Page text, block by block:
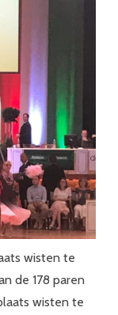
wisten te
de 178 paren
wisten te